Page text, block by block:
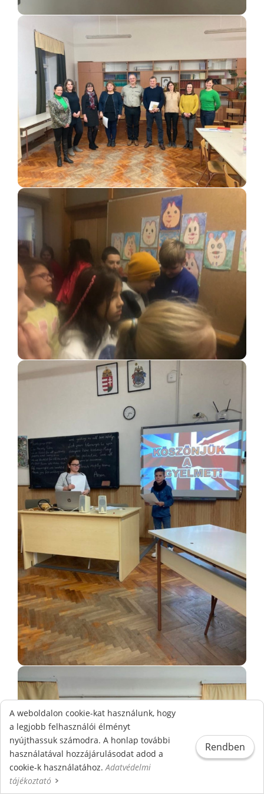
A weboldalon cookie-kat használunk, hogy
a legjobb felhasználói élményt
nyújthassuk számodra. A honlap további
használatával hozzájárulásodat adod a
cookie-k használatához.Adatvédelmi
tájékoztató
Rendben